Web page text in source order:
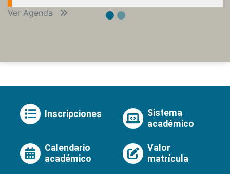
Ver Agenda
Inscripciones
Sistema
académico
Calendario
académico
Valor
matrícula